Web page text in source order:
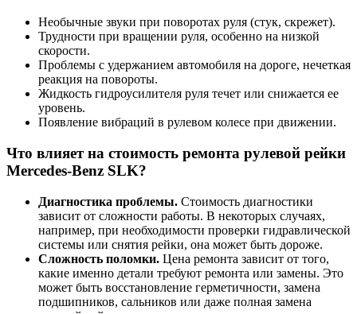
Необычные звуки при поворотах руля (стук, скрежет).
Трудности при вращении руля, особенно на низкой
скорости.
Проблемы с удержанием автомобиля на дороге, нечеткая
реакция на повороты.
Жидкость гидроусилителя руля течет или снижается ее
уровень.
Появление вибраций в рулевом колесе при движении.
Что влияет на стоимость ремонта рулевой рейки
Mercedes-Benz SLK?
Диагностика проблемы. Стоимость диагностики
зависит от сложности работы. В некоторых случаях,
например, при необходимости проверки гидравлической
системы или снятия рейки, она может быть дороже.
Сложность поломки. Цена ремонта зависит от того,
какие именно детали требуют ремонта или замены. Это
может быть восстановление герметичности, замена
подшипников, сальников или даже полная замена